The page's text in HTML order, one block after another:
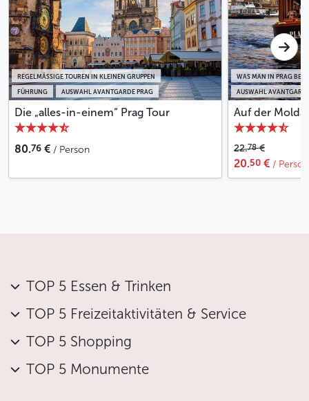
FÜHRUNG AUSWAHL AVANTGARDE PRAG
REGELMÄSSIGE TOUREN IN KLEINEN GRUPPEN
Die „alles-in-einem“ Prag Tour
80.76 € / Person
AUSWAHL
WAS MAN IN PRAG BEI
Auf der
22.78€
20.50 € / Person
TOP 5 Essen & Trinken
TOP 5 Freizeitaktivitäten & Service
TOP 5 Shopping
TOP 5 Monumente